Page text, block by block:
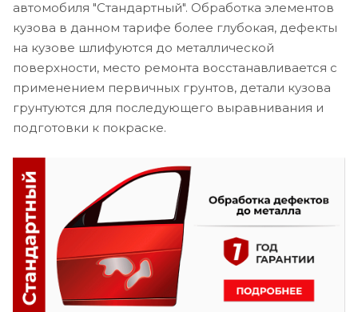
автомобиля "Стандартный". Обработка элементов
кузова в данном тарифе более глубокая, дефекты
на кузове шлифуются до металлической
поверхности, место ремонта восстанавливается с
применением первичных грунтов, детали кузова
грунтуются для последующего выравнивания и
подготовки к покраске.